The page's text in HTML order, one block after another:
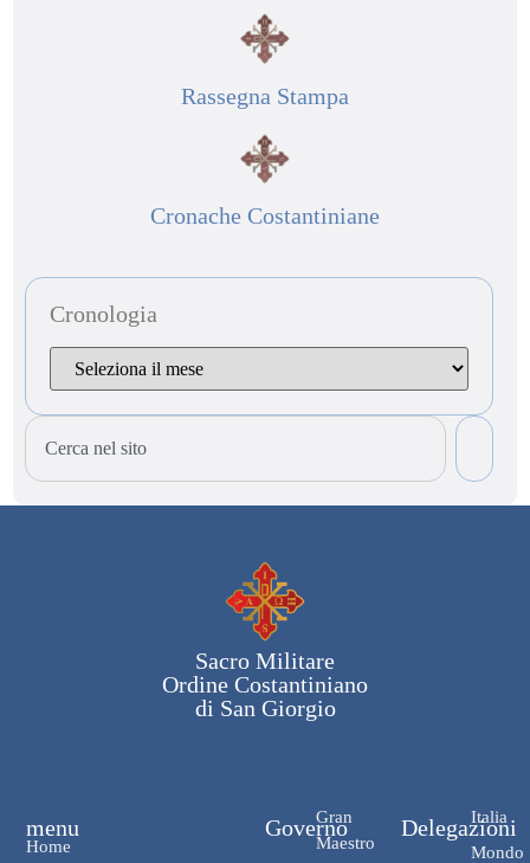
Rassegna Stampa
Cronache Costantiniane
Cronologia
Sacro Militare
Ordine Costantiniano
di San Giorgio
Governo
Gran
Maestro
Delegazioni
Italia
Mondo
menu
Home